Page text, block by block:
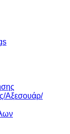
Αξεσουάρ/